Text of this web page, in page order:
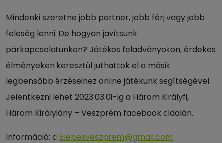
Mindenki szeretne jobb partner, jobb férj vagy jobb
feleség lenni. De hogyan javítsunk
párkapcsolatunkon? Játékos feladványokon, érdekes
élményeken keresztül juthattok el a másik
legbensőbb érzéseihez online játékunk segítségével.
Jelentkezni lehet 2023.03.01-ig a Három Királyfi,
Három Királylány – Veszprém facebook oldalán.
Információ: a 5lepesveszprem@gmail.com